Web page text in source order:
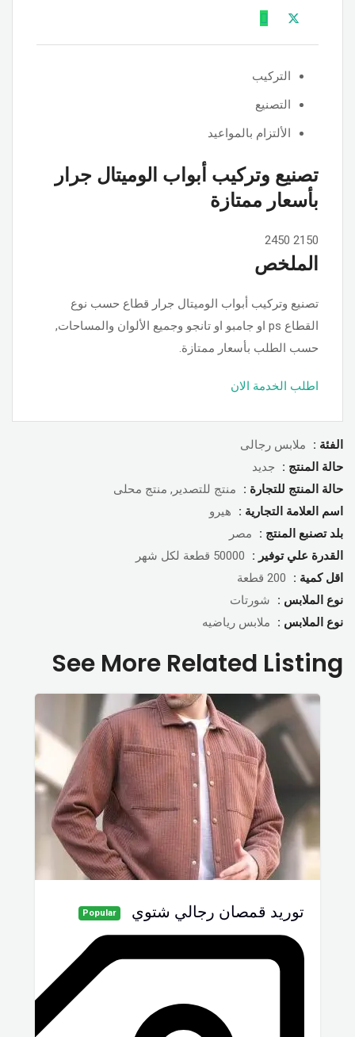
التركيب
التصنيع
الألتزام بالمواعيد
تصنيع وتركيب أبواب الوميتال جرار
بأسعار ممتازة
2150
2450
الملخص
تصنيع وتركيب أبواب الوميتال جرار قطاع حسب نوع
القطاع ps او جامبو او تانجو وجميع الألوان والمساحات,
حسب الطلب بأسعار ممتازة.
اطلب الخدمة الان
الفئة :
ملابس رجالى
حالة المنتج :
جديد
حالة المنتج للتجارة :
منتج للتصدير, منتج محلى
اسم العلامة التجارية :
هيرو
بلد تصنبع المنتج :
مصر
القدرة علي توفير :
50000 قطعة لكل شهر
اقل كمية :
200 قطعة
نوع الملابس :
شورتات
نوع الملابس :
ملابس رياضيه
See More Related Listing
توريد قمصان رجالي شتوي Popular